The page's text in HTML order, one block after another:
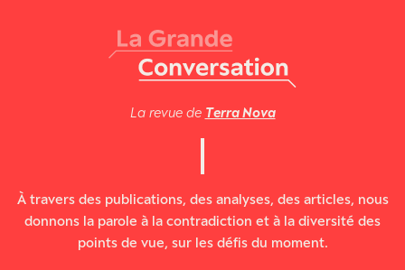
La revue de Terra Nova
À travers des publications, des analyses, des articles, nous
donnons la parole à la contradiction et à la diversité des
points de vue, sur les défis du moment.